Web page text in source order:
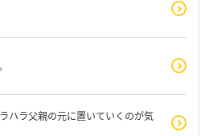
ハラ父親の元に置いていくのが気